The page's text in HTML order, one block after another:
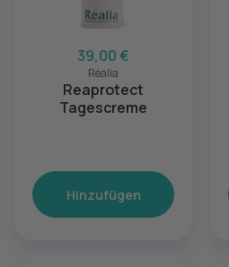
39,00 €
Réalia
Reaprotect
Tagescreme
Hinzufügen